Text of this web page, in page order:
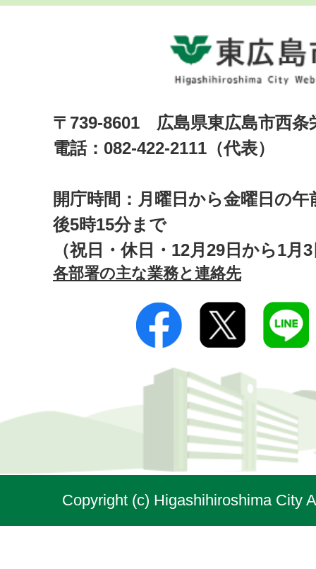
〒739-8601 広島県東広島市西
電話：082-422-2111（代表）
開庁時間：月曜日から金曜日の午
後5時15分まで
（祝日・休日・12月29日から1月
各部署の主な業務と連絡先
Copyright (c) Higashihiroshima City